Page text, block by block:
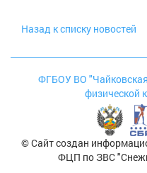
Назад к списку новостей
ФГБОУ ВО
физической
© Сайт создан
ФЦП по ЗВС